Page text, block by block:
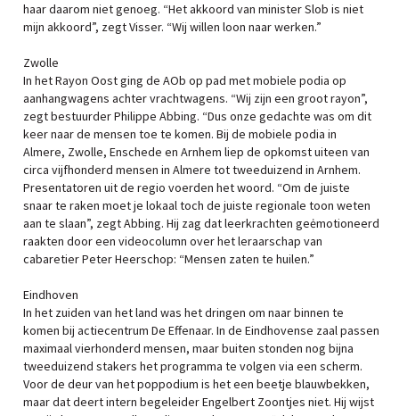
haar daarom niet genoeg. “Het akkoord van minister Slob is niet
mijn akkoord”, zegt Visser. “Wij willen loon naar werken.”
Zwolle
In het Rayon Oost ging de AOb op pad met mobiele podia op
aanhangwagens achter vrachtwagens. “Wij zijn een groot rayon”,
zegt bestuurder Philippe Abbing. “Dus onze gedachte was om dit
keer naar de mensen toe te komen. Bij de mobiele podia in
Almere, Zwolle, Enschede en Arnhem liep de opkomst uiteen van
circa vijfhonderd mensen in Almere tot tweeduizend in Arnhem.
Presentatoren uit de regio voerden het woord. “Om de juiste
snaar te raken moet je lokaal toch de juiste regionale toon weten
aan te slaan”, zegt Abbing. Hij zag dat leerkrachten geėmotioneerd
raakten door een videocolumn over het leraarschap van
cabaretier Peter Heerschop: “Mensen zaten te huilen.”
Eindhoven
In het zuiden van het land was het dringen om naar binnen te
komen bij actiecentrum De Effenaar. In de Eindhovense zaal passen
maximaal vierhonderd mensen, maar buiten stonden nog bijna
tweeduizend stakers het programma te volgen via een scherm.
Voor de deur van het poppodium is het een beetje blauwbekken,
maar dat deert intern begeleider Engelbert Zoontjes niet. Hij wijst